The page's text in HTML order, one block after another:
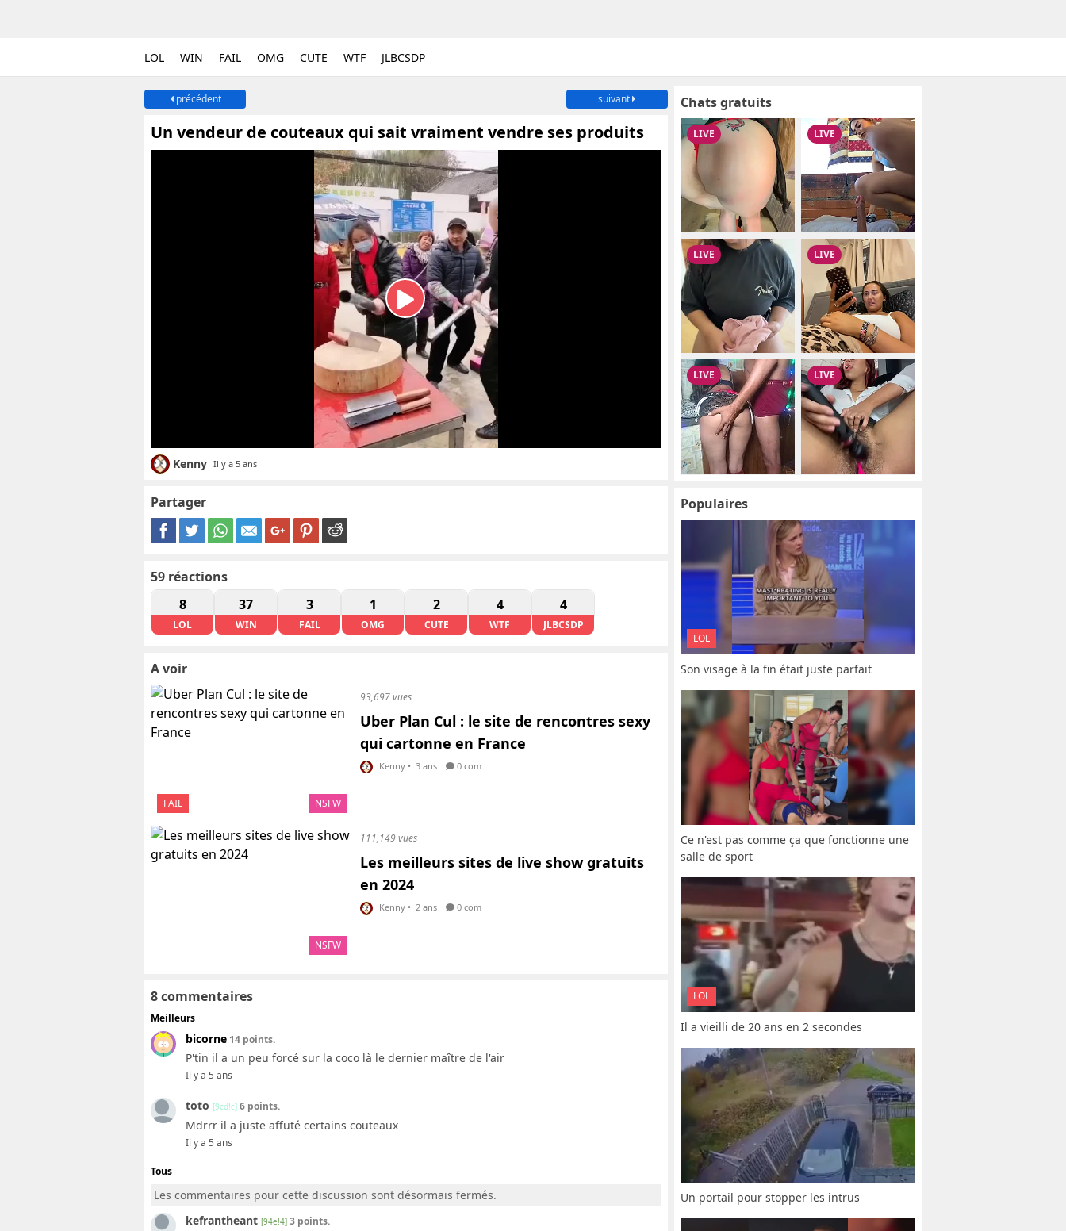
LOL WIN FAIL OMG CUTE WTF JLBCSDP
précédent suivant
Un vendeur de couteaux qui sait vraiment vendre ses produits
Kenny Il y a 5 ans
Partager
59 réactions
8
LOL
37
WIN
3
FAIL
1
OMG
2
CUTE
4
WTF
4
JLBCSDP
A voir
FAIL NSFW
93,697 vues
Uber Plan Cul : le site de rencontres sexy
qui cartonne en France
Kenny • 3 ans 0 com
NSFW
111,149 vues
Les meilleurs sites de live show gratuits
en 2024
Kenny • 2 ans 0 com
8 commentaires
Meilleurs
bicorne 14 points.
P'tin il a un peu forcé sur la coco là le dernier maître de l'air
Il y a 5 ans
toto [9cd!c] 6 points.
Mdrrr il a juste affuté certains couteaux
Il y a 5 ans
Tous
Les commentaires pour cette discussion sont désormais fermés.
kefrantheant [94e!4] 3 points.
Chats gratuits
Populaires
LOL
Son visage à la fin était juste parfait
Ce n'est pas comme ça que fonctionne une
salle de sport
LOL
Il a vieilli de 20 ans en 2 secondes
Un portail pour stopper les intrus